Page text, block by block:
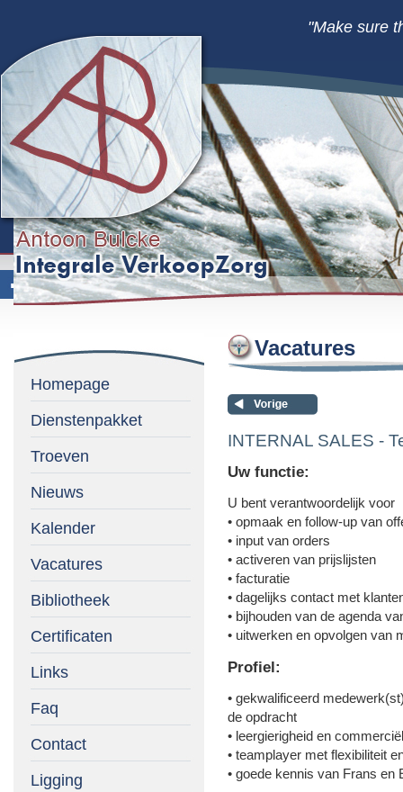
"Make sure
Homepage
Dienstenpakket
Troeven
Nieuws
Kalender
Vacatures
Bibliotheek
Certificaten
Links
Faq
Contact
Ligging
Vacatures
INTERNAL SALES -
Uw functie:
U bent verantwoordelijk voor
• opmaak en follow-up van
• input van orders
• activeren van prijslijsten
• facturatie
• dagelijks contact met
• bijhouden van de agenda
• uitwerken en opvolgen van
Profiel:
• gekwalificeerd
de opdracht
• leergierigheid en
• teamplayer met flexibiliteit
• goede kennis van Frans en